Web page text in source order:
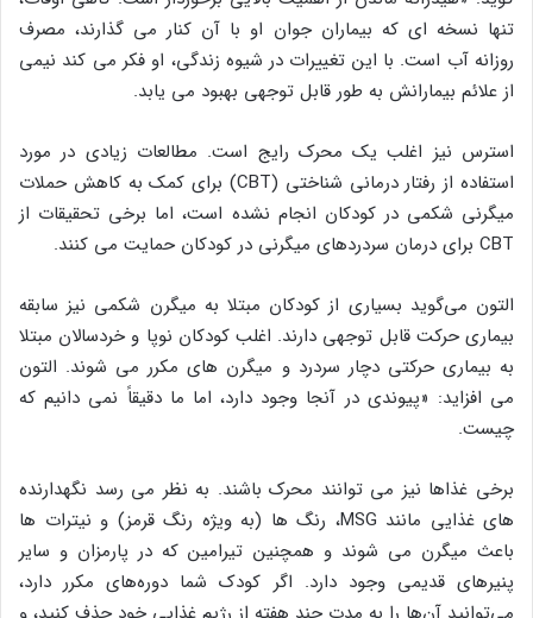
تنها نسخه ای که بیماران جوان او با آن کنار می گذارند، مصرف
روزانه آب است. با این تغییرات در شیوه زندگی، او فکر می کند نیمی
از علائم بیمارانش به طور قابل توجهی بهبود می یابد.
استرس نیز اغلب یک محرک رایج است. مطالعات زیادی در مورد
استفاده از رفتار درمانی شناختی (CBT) برای کمک به کاهش حملات
میگرنی شکمی در کودکان انجام نشده است، اما برخی تحقیقات از
CBT برای درمان سردردهای میگرنی در کودکان حمایت می کنند.
التون می‌گوید بسیاری از کودکان مبتلا به میگرن شکمی نیز سابقه
بیماری حرکت قابل توجهی دارند. اغلب کودکان نوپا و خردسالان مبتلا
به بیماری حرکتی دچار سردرد و میگرن های مکرر می شوند. التون
می افزاید: «پیوندی در آنجا وجود دارد، اما ما دقیقاً نمی دانیم که
چیست.
برخی غذاها نیز می توانند محرک باشند. به نظر می رسد نگهدارنده
های غذایی مانند MSG، رنگ ها (به ویژه رنگ قرمز) و نیترات ها
باعث میگرن می شوند و همچنین تیرامین که در پارمزان و سایر
پنیرهای قدیمی وجود دارد. اگر کودک شما دوره‌های مکرر دارد،